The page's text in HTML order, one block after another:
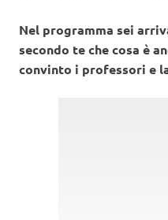
Nel programma sei
secondo te che cosa è
convinto i professori e